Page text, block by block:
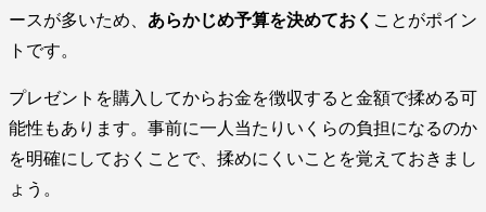
ースが多いため、 あらかじめ予算を決めておく ことがポイン
トです。
プレゼントを購入してからお金を徴収すると金額で揉める可
能性もあります。事前に一人当たりいくらの負担になるのか
を明確にしておくことで、揉めにくいことを覚えておきまし
ょう。